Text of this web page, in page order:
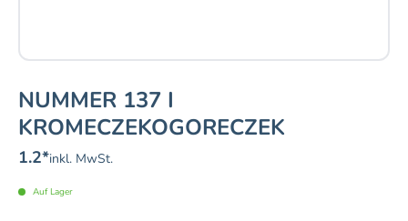
NUMMER 137 I
KROMECZEKOGORECZEK
1.2*inkl. MwSt.
Auf Lager